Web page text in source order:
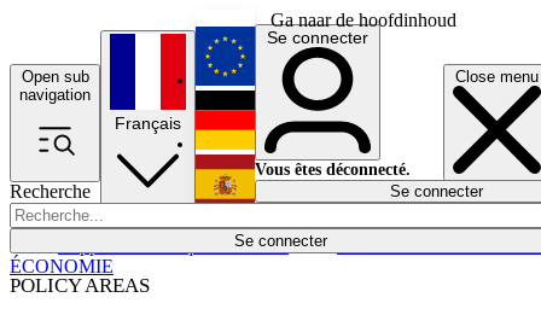
Ga naar de hoofdinhoud
Open sub
navigation
Close menu
Recherche
Se connecter
POLICY AREAS
Économie
Français
English
Deutsch
Español
Se connecter
Vous êtes déconnecté.
Se connecter
ÉCONOMIE